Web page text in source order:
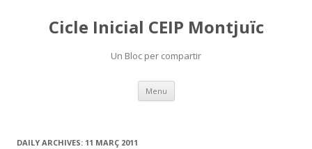
Cicle Inicial CEIP Montjuïc
Un Bloc per compartir
Menu Skip
content
DAILY ARCHIVES: 11 MARÇ 2011